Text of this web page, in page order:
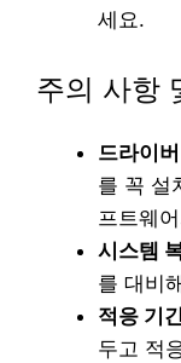
세요.
주의 사항
드라이
를 꼭 설
프트웨
시스템
를 대비
적응 기
두고 적